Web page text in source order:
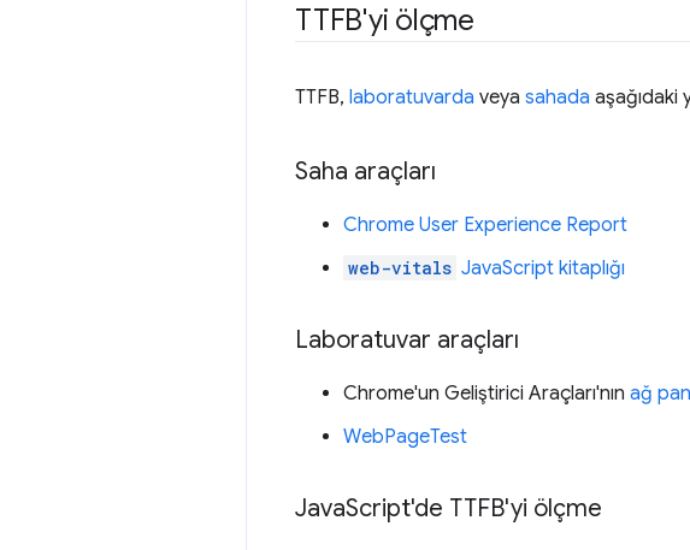
TTFB'yi ölçme
TTFB, laboratuvarda veya sahada aşağıdaki
Saha araçları
Chrome User Experience Report
web-vitals JavaScript kitaplığı
Laboratuvar araçları
Chrome'un Geliştirici Araçları'nın ağ
WebPageTest
JavaScript'de TTFB'yi ölçme